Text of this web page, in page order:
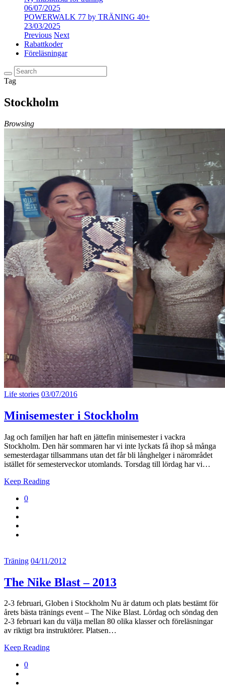
06/07/2025
POWERWALK 77 by TRÄNING 40+
23/03/2025
Previous Next
Rabattkoder
Föreläsningar
Tag
Stockholm
Browsing
Life stories 03/07/2016
Minisemester i Stockholm
Jag och familjen har haft en jättefin minisemester i vackra
Stockholm. Den här sommaren har vi inte lyckats få ihop så många
semesterdagar tillsammans utan det får bli långhelger i närområdet
istället för semesterveckor utomlands. Torsdag till lördag har vi…
Keep Reading
0
Träning 04/11/2012
The Nike Blast – 2013
2-3 februari, Globen i Stockholm Nu är datum och plats bestämt för
årets bästa tränings event – The Nike Blast. Lördag och söndag den
2-3 februari kan du välja mellan 80 olika klasser och föreläsningar
av riktigt bra instruktörer. Platsen…
Keep Reading
0